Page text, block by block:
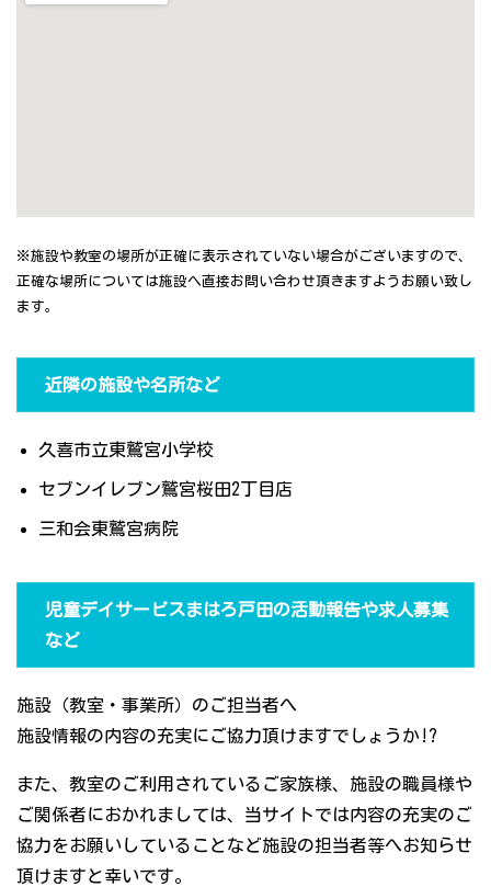
※施設や教室の場所が正確に表示されていない場合がございますので、
正確な場所については施設へ直接お問い合わせ頂きますようお願い致し
ます。
近隣の施設や名所など
久喜市立東鷲宮小学校
セブンイレブン鷲宮桜田2丁目店
三和会東鷲宮病院
児童デイサービスまはろ戸田の活動報告や求人募集
など
施設（教室・事業所）のご担当者へ
施設情報の内容の充実にご協力頂けますでしょうか!?
また、教室のご利用されているご家族様、施設の職員様や
ご関係者におかれましては、当サイトでは内容の充実のご
協力をお願いしていることなど施設の担当者等へお知らせ
頂けますと幸いです。